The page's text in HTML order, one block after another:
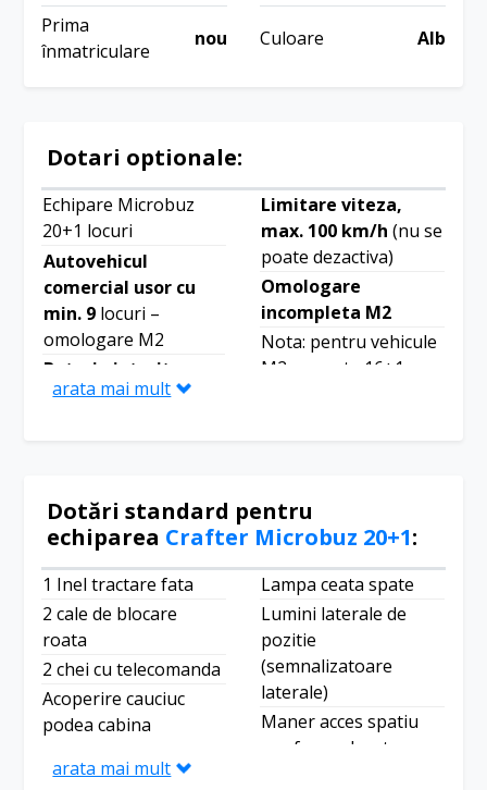
Prima
înmatriculare
nou Culoare Alb
Dotari optionale:
Echipare Microbuz
20+1 locuri
Autovehicul
comercial usor cu
min. 9 locuri –
omologare M2
Baterie intarita
Centuri de
vertical si
pretensionare
electrica pentru sofer
Duze parbriz
incalzite si indicator
nivel lichid de spalare
Eliminare airbag
insotitor
Eliminare inele de
marfa
Limitare viteza,
max. 100 km/h (nu se
poate dezactiva)
Omologare
incompleta M2
Nota: pentru vehicule
M2 cu peste 16+1
de protectie in caz de
rasturnare (2Y1)
efectuarii coversiei
este necesara
calibrarea radarului
frontal la un partener
service VW
Autovehicule
Comerciale
arata mai mult
Dotări standard pentru
echiparea Crafter Microbuz 20+1:
1 Inel tractare fata
2 cale de blocare
roata
2 chei cu telecomanda
Acoperire cauciuc
podea cabina
Acoperis inaltat H3
Lampa ceata spate
Lumini laterale de
pozitie
(semnalizatoare
laterale)
Maner acces spatiu
marfa amplasat pe
arata mai mult